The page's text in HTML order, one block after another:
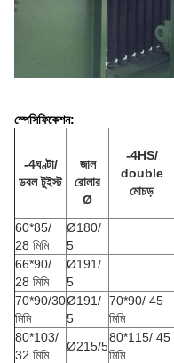
স্পেসিফিকেশন:
-4ঘণ্টা/
ডবল টুইস্ট
জাল
রোলার
Ø
-4HS/
double
মোচড়
60*85/
28 মিমি
Ø180/
5
66*90/
28 মিমি
Ø191/
5
70*90/30
মিমি
Ø191/
5
70*90/ 45
মিমি
80*103/
32 মিমি
Ø215/5
80*115/ 45
মিমি